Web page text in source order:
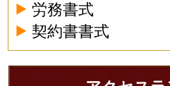
労務書式
契約書書式